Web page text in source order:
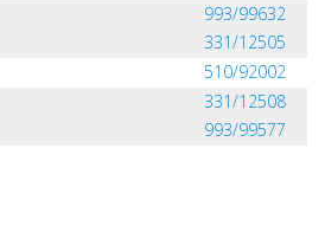
993/99632
331/12505
510/92002
331/12508
993/99577